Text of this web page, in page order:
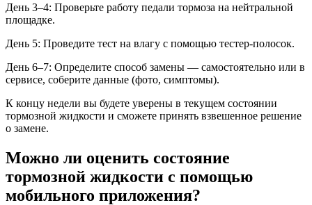
День 3–4: Проверьте работу педали тормоза на нейтральной
площадке.
День 5: Проведите тест на влагу с помощью тестер-полосок.
День 6–7: Определите способ замены — самостоятельно или в
сервисе, соберите данные (фото, симптомы).
К концу недели вы будете уверены в текущем состоянии
тормозной жидкости и сможете принять взвешенное решение
о замене.
Можно ли оценить состояние
тормозной жидкости с помощью
мобильного приложения?